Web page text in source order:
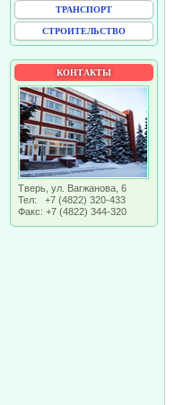
ТРАНСПОРТ
СТРОИТЕЛЬСТВО
КОНТАКТЫ
Тверь, ул. Вагжанова, 6
Тел: +7 (4822) 320-433
Факс: +7 (4822) 344-320